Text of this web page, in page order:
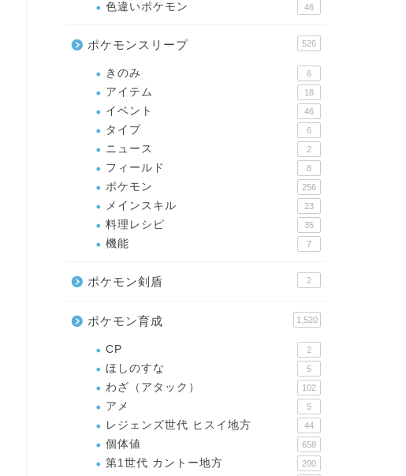
色違いポケモン 46
ポケモンスリープ 526
きのみ 6
アイテム 18
イベント 46
タイプ 6
ニュース 2
フィールド 8
ポケモン 256
メインスキル 23
料理レシピ 35
機能 7
ポケモン剣盾 2
ポケモン育成 1,520
CP 2
ほしのすな 5
わざ（アタック） 102
アメ 5
レジェンズ世代 ヒスイ地方 44
個体値 658
第1世代 カントー地方 200